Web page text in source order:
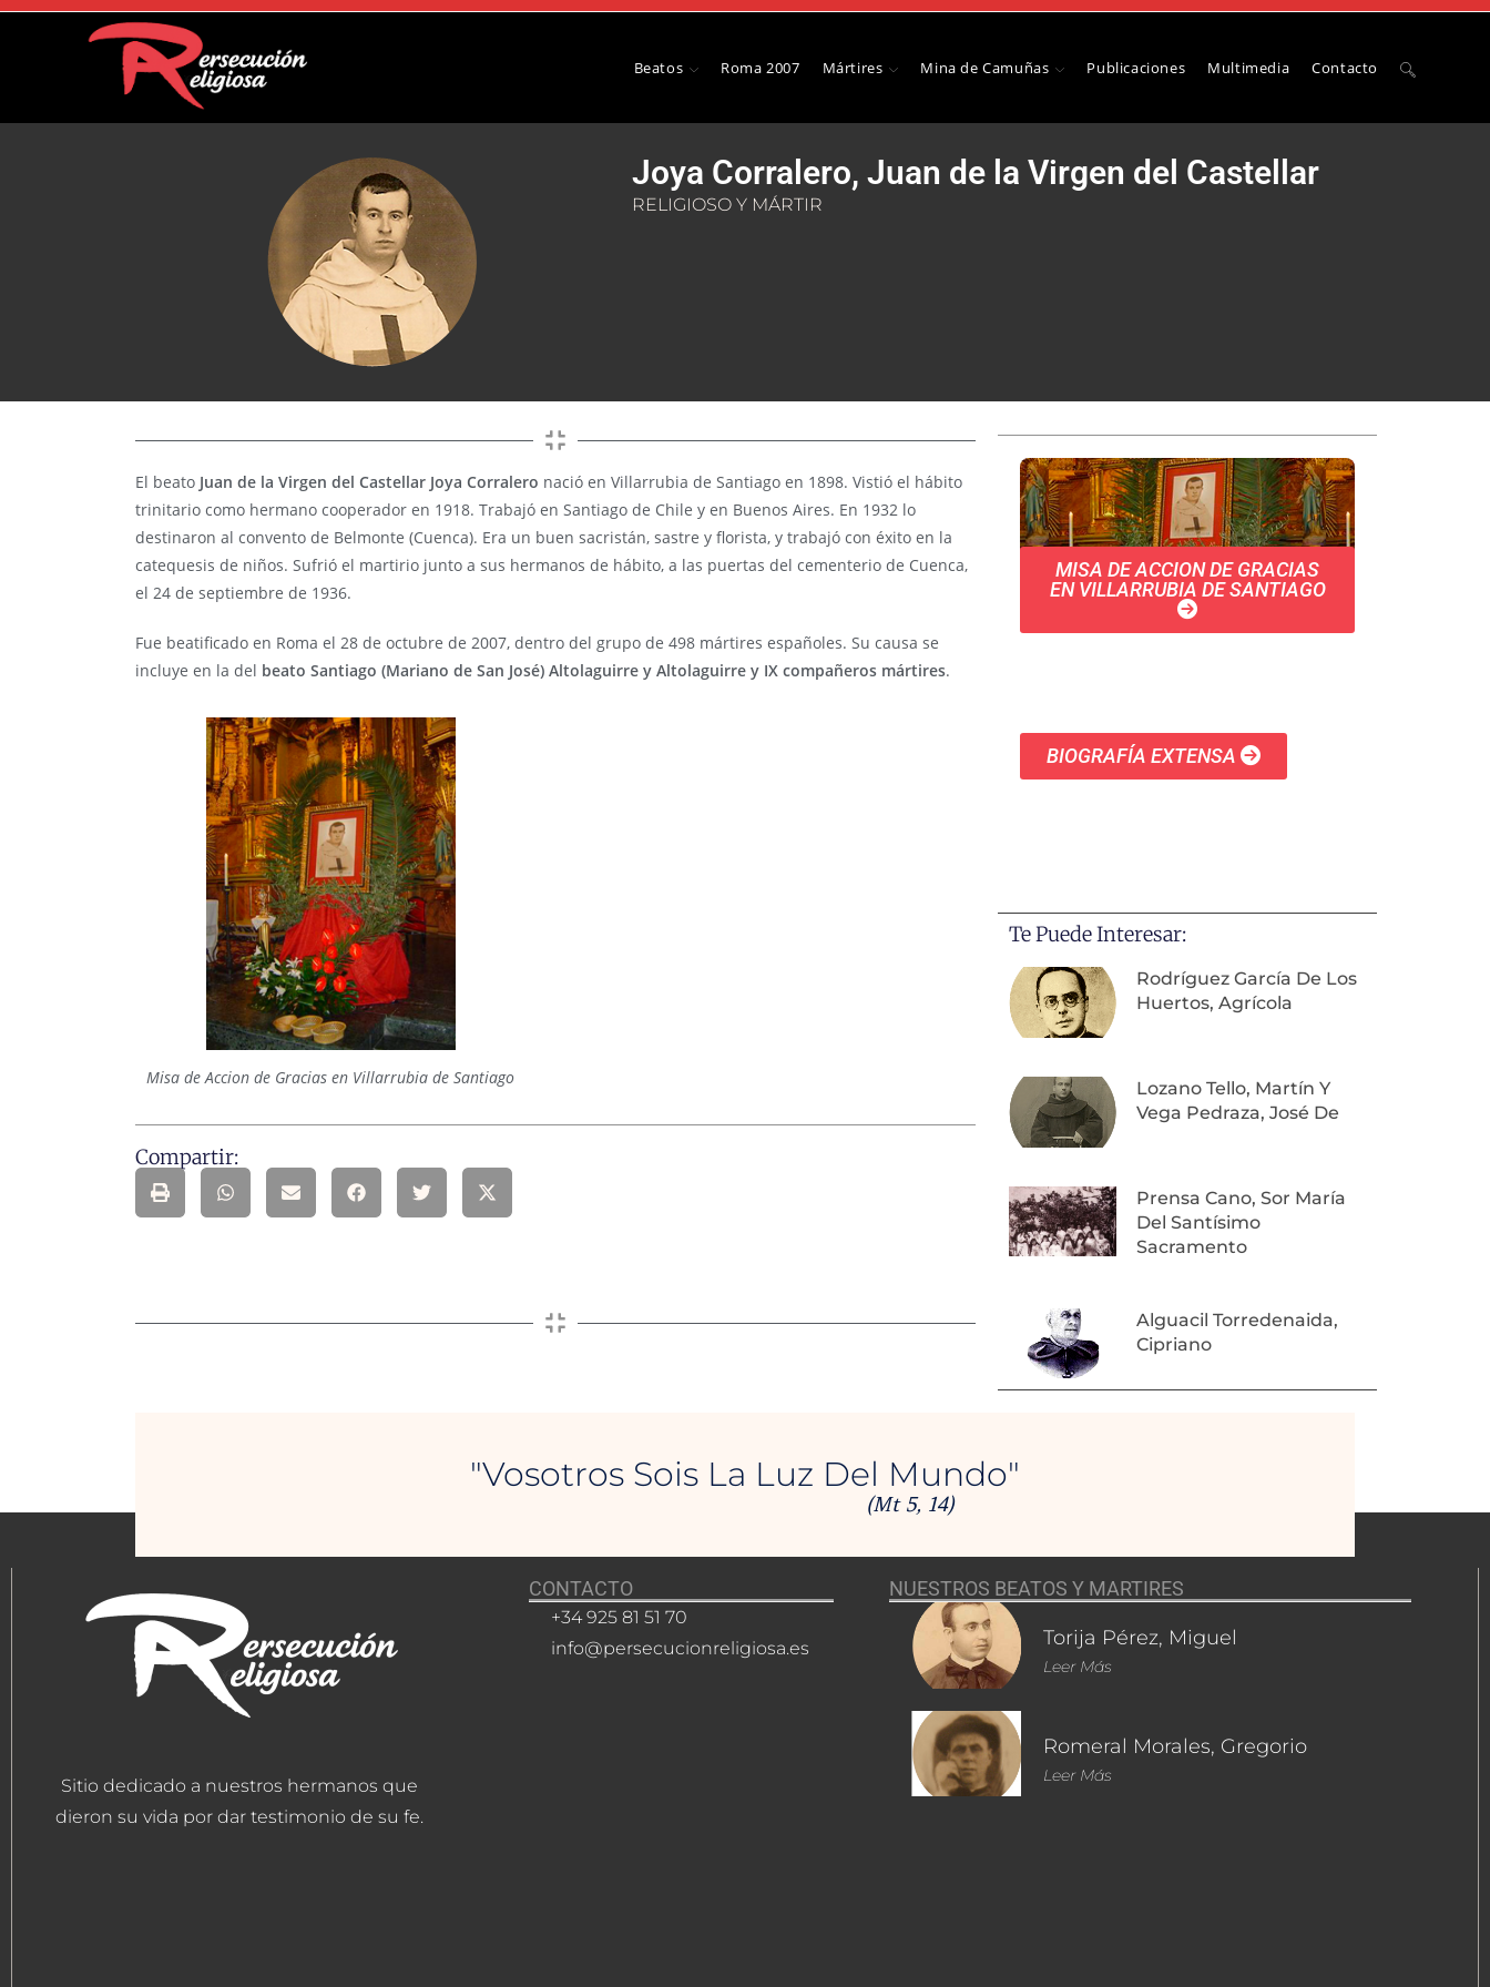
Beatos Roma 2007 Mártires Mina de Camuñas Publicaciones Multimedia Contacto
Joya Corralero, Juan de la Virgen del Castellar
RELIGIOSO Y MÁRTIR
El beato Juan de la Virgen del Castellar Joya Corralero nació en Villarrubia de Santiago en 1898. Vistió el hábito
trinitario como hermano cooperador en 1918. Trabajó en Santiago de Chile y en Buenos Aires. En 1932 lo
destinaron al convento de Belmonte (Cuenca). Era un buen sacristán, sastre y florista, y trabajó con éxito en la
catequesis de niños. Sufrió el martirio junto a sus hermanos de hábito, a las puertas del cementerio de Cuenca,
el 24 de septiembre de 1936.
Fue beatificado en Roma el 28 de octubre de 2007, dentro del grupo de 498 mártires españoles. Su causa se
incluye en la del beato Santiago (Mariano de San José) Altolaguirre y Altolaguirre y IX compañeros mártires.
Misa de Accion de Gracias en Villarrubia de Santiago
Compartir:
MISA DE ACCION DE GRACIAS
EN VILLARRUBIA DE SANTIAGO
BIOGRAFÍA EXTENSA
Te Puede Interesar:
Rodríguez García De Los
Huertos, Agrícola
Lozano Tello, Martín Y
Vega Pedraza, José De
Prensa Cano, Sor María
Del Santísimo
Sacramento
Alguacil Torredenaida,
Cipriano
"Vosotros Sois La Luz Del Mundo"
(Mt 5, 14)
Sitio dedicado a nuestros hermanos que
dieron su vida por dar testimonio de su fe.
CONTACTO
+34 925 81 51 70
info@persecucionreligiosa.es
NUESTROS BEATOS Y MARTIRES
Torija Pérez, Miguel
Leer Más
Romeral Morales, Gregorio
Leer Más